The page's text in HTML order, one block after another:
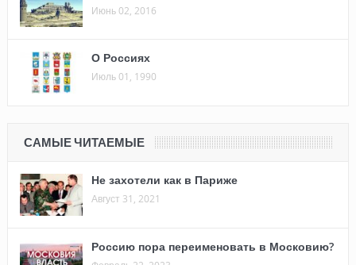
Июнь 02, 2016
О Россиях
Июль 01, 1990
САМЫЕ ЧИТАЕМЫЕ
Не захотели как в Париже
Август 31, 2021
Россию пора переименовать в Московию?